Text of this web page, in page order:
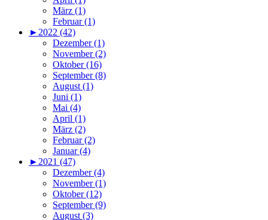
März (1)
Februar (1)
► 2022 (42)
Dezember (1)
November (2)
Oktober (16)
September (8)
August (1)
Juni (1)
Mai (4)
April (1)
März (2)
Februar (2)
Januar (4)
► 2021 (47)
Dezember (4)
November (1)
Oktober (12)
September (9)
August (3)